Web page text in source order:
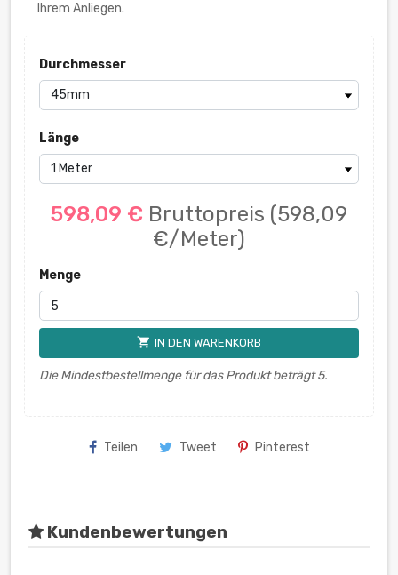
Ihrem Anliegen.
Durchmesser
Länge
598,09 € Bruttopreis (598,09
€/Meter)
Menge
shopping_cart IN DEN WARENKORB
Die Mindestbestellmenge für das Produkt beträgt 5.
Teilen Tweet Pinterest
Kundenbewertungen